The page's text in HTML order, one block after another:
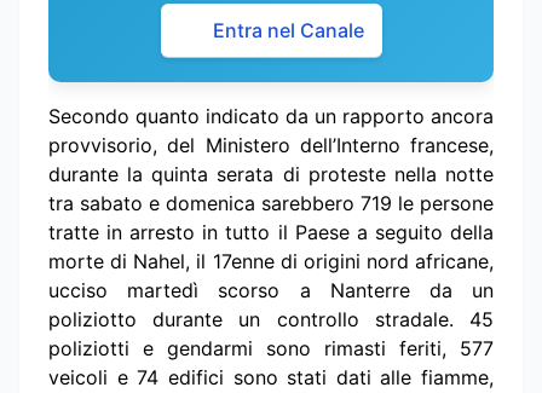
Entra nel Canale
Secondo quanto indicato da un rapporto ancora
provvisorio, del Ministero dell’Interno francese,
durante la quinta serata di proteste nella notte
tra sabato e domenica sarebbero 719 le persone
tratte in arresto in tutto il Paese a seguito della
morte di Nahel, il 17enne di origini nord africane,
ucciso martedì scorso a Nanterre da un
poliziotto durante un controllo stradale. 45
poliziotti e gendarmi sono rimasti feriti, 577
veicoli e 74 edifici sono stati dati alle fiamme,